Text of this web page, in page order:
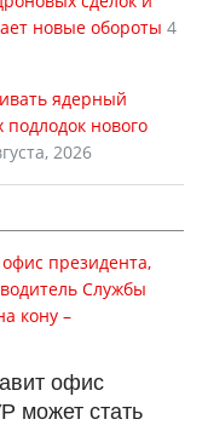
новые обороты 4
ядерный
нового
2026
офис
может стать